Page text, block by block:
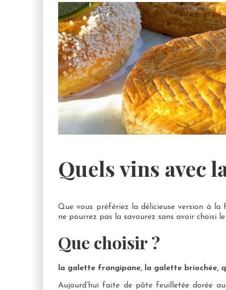
Quels vins avec
Que vous préfériez la délicieuse version à
ne pourrez pas la savourez sans avoir choisi
Que choisir ?
la galette frangipane, la galette briochée,
Aujourd’hui faite de pâte feuilletée dorée